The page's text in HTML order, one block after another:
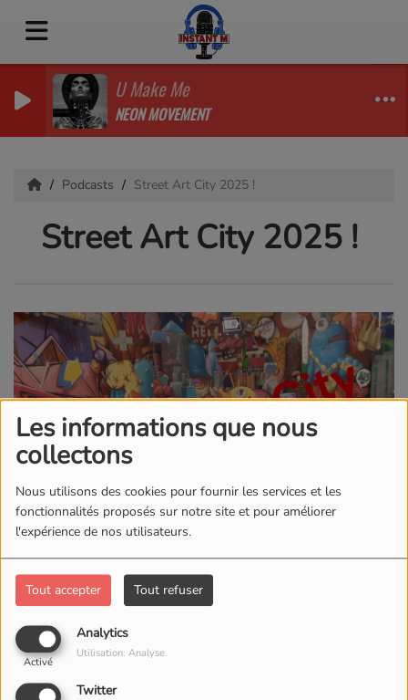
Les informations que nous
collectons
Nous utilisons des cookies pour fournir les services et les
fonctionnalités proposés sur notre site et pour améliorer
l'expérience de nos utilisateurs.
Tout accepter Tout refuser
Analytics
Activé
Utilisation: Analyse
Twitter
U Make Me
NEON MOVEMENT
Podcasts Street Art City 2025 !
Street Art City 2025 !
28 DÉCEMBRE 2025
ÉCOUTER LE PODCAST